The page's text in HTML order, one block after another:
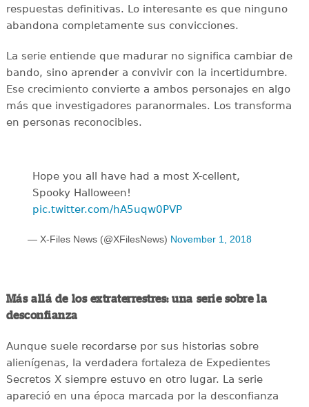
respuestas definitivas. Lo interesante es que ninguno
abandona completamente sus convicciones.
La serie entiende que madurar no significa cambiar de
bando, sino aprender a convivir con la incertidumbre.
Ese crecimiento convierte a ambos personajes en algo
más que investigadores paranormales. Los transforma
en personas reconocibles.
Hope you all have had a most X-cellent,
Spooky Halloween!
pic.twitter.com/hA5uqw0PVP
— X-Files News (@XFilesNews) November 1, 2018
Más allá de los extraterrestres: una serie sobre la
desconfianza
Aunque suele recordarse por sus historias sobre
alienígenas, la verdadera fortaleza de Expedientes
Secretos X siempre estuvo en otro lugar. La serie
apareció en una época marcada por la desconfianza